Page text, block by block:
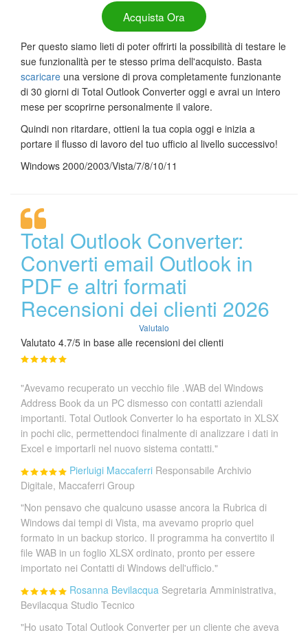
Acquista Ora
Per questo siamo lieti di poter offrirti la possibilità di testare le
sue funzionalità per te stesso prima dell'acquisto. Basta
scaricare una versione di prova completamente funzionante
di 30 giorni di Total Outlook Converter oggi e avrai un intero
mese per scoprirne personalmente il valore.
Quindi non ritardare, ottieni la tua copia oggi e inizia a
portare il flusso di lavoro del tuo ufficio al livello successivo!
Windows 2000/2003/Vista/7/8/10/11
Total Outlook Converter:
Converti email Outlook in
PDF e altri formati
Recensioni dei clienti 2026
Valutalo
Valutato 4.7/5 in base alle recensioni dei clienti
"Avevamo recuperato un vecchio file .WAB del Windows
Address Book da un PC dismesso con contatti aziendali
importanti. Total Outlook Converter lo ha esportato in XLSX
in pochi clic, permettendoci finalmente di analizzare i dati in
Excel e importarli nel nuovo sistema contatti."
Pierluigi Maccaferri Responsabile Archivio
Digitale, Maccaferri Group
"Non pensavo che qualcuno usasse ancora la Rubrica di
Windows dai tempi di Vista, ma avevamo proprio quel
formato in un backup storico. Il programma ha convertito il
file WAB in un foglio XLSX ordinato, pronto per essere
importato nei Contatti di Windows dell'ufficio."
Rosanna Bevilacqua Segretaria Amministrativa,
Bevilacqua Studio Tecnico
"Ho usato Total Outlook Converter per un cliente che aveva